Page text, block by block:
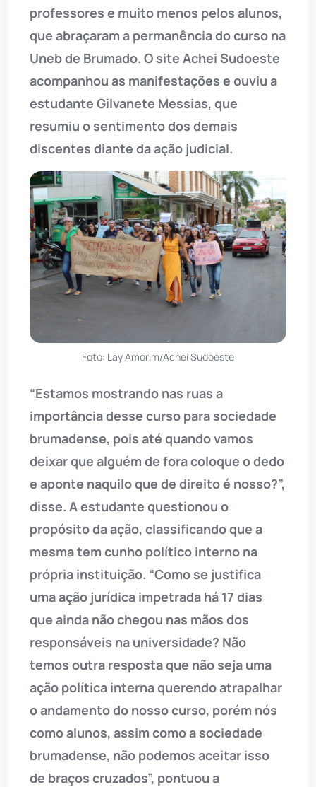
professores e muito menos pelos alunos,
que abraçaram a permanência do curso na
Uneb de Brumado. O site Achei Sudoeste
acompanhou as manifestações e ouviu a
estudante Gilvanete Messias, que
resumiu o sentimento dos demais
discentes diante da ação judicial.
Foto: Lay Amorim/Achei Sudoeste
“Estamos mostrando nas ruas a
importância desse curso para sociedade
brumadense, pois até quando vamos
deixar que alguém de fora coloque o dedo
e aponte naquilo que de direito é nosso?”,
disse. A estudante questionou o
propósito da ação, classificando que a
mesma tem cunho político interno na
própria instituição. “Como se justifica
uma ação jurídica impetrada há 17 dias
que ainda não chegou nas mãos dos
responsáveis na universidade? Não
temos outra resposta que não seja uma
ação política interna querendo atrapalhar
o andamento do nosso curso, porém nós
como alunos, assim como a sociedade
brumadense, não podemos aceitar isso
de braços cruzados”, pontuou a